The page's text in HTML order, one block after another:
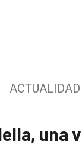
ACTUALIDAD
una